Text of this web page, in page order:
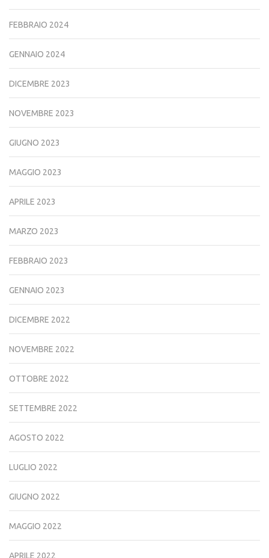
FEBBRAIO 2024
GENNAIO 2024
DICEMBRE 2023
NOVEMBRE 2023
GIUGNO 2023
MAGGIO 2023
APRILE 2023
MARZO 2023
FEBBRAIO 2023
GENNAIO 2023
DICEMBRE 2022
NOVEMBRE 2022
OTTOBRE 2022
SETTEMBRE 2022
AGOSTO 2022
LUGLIO 2022
GIUGNO 2022
MAGGIO 2022
APRILE 2022